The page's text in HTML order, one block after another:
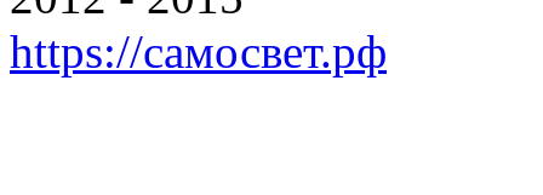
https://самосвет.рф